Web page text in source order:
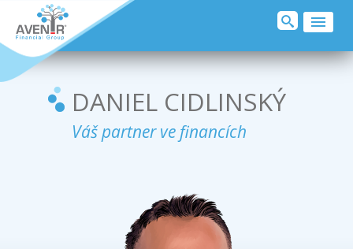
O MNĚ
REALITY
SJEDNAT POJIŠTĚNÍ
DANIEL CIDLINSKÝ
Váš partner ve financích